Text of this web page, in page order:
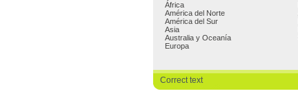
África
América del Norte
América del Sur
Asia
Australia y Oceanía
Europa
Correct text